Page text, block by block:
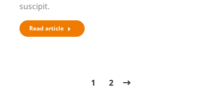
suscipit.
Read article
1 2